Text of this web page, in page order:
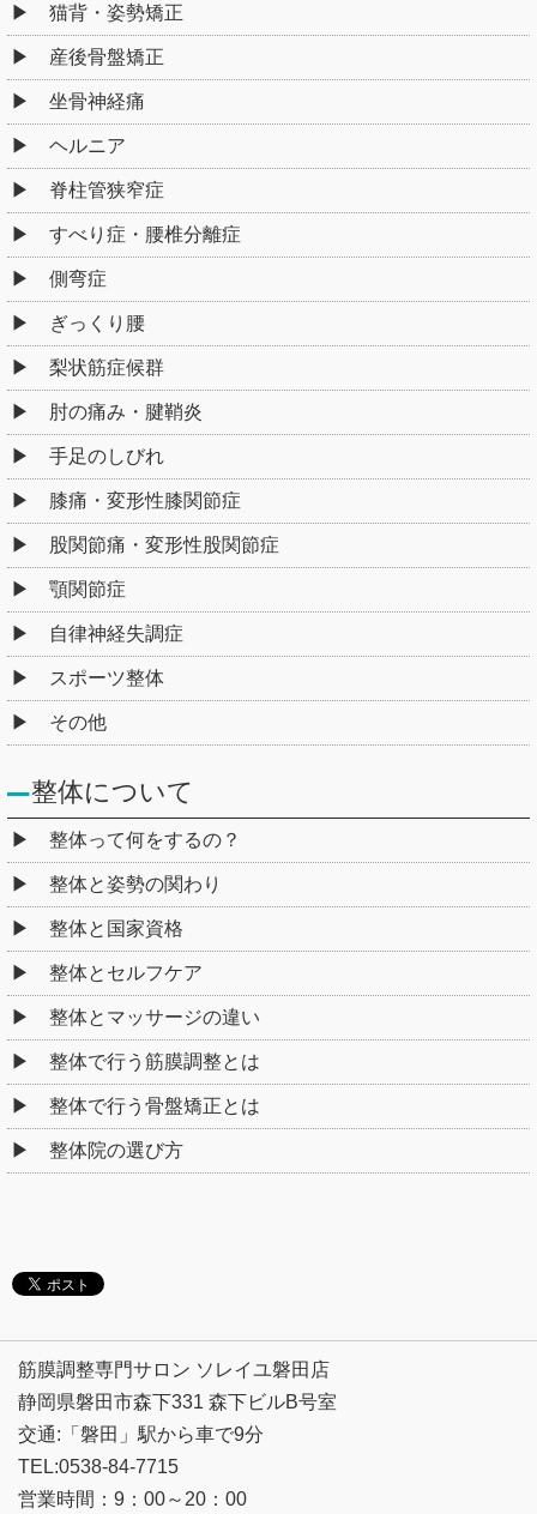
猫背・姿勢矯正
産後骨盤矯正
坐骨神経痛
ヘルニア
脊柱管狭窄症
すべり症・腰椎分離症
側弯症
ぎっくり腰
梨状筋症候群
肘の痛み・腱鞘炎
手足のしびれ
膝痛・変形性膝関節症
股関節痛・変形性股関節症
顎関節症
自律神経失調症
スポーツ整体
その他
整体について
整体って何をするの？
整体と姿勢の関わり
整体と国家資格
整体とセルフケア
整体とマッサージの違い
整体で行う筋膜調整とは
整体で行う骨盤矯正とは
整体院の選び方
筋膜調整専門サロン ソレイユ磐田店
静岡県磐田市森下331 森下ビルB号室
交通:「磐田」駅から車で9分
TEL:0538-84-7715
営業時間： 9：00～20：00